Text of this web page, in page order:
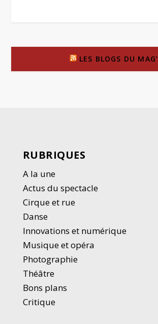
LES BLOGS DU MAG’
RUBRIQUES
A la une
Actus du spectacle
Cirque et rue
Danse
Innovations et numérique
Musique et opéra
Photographie
Théâtre
Bons plans
Critique